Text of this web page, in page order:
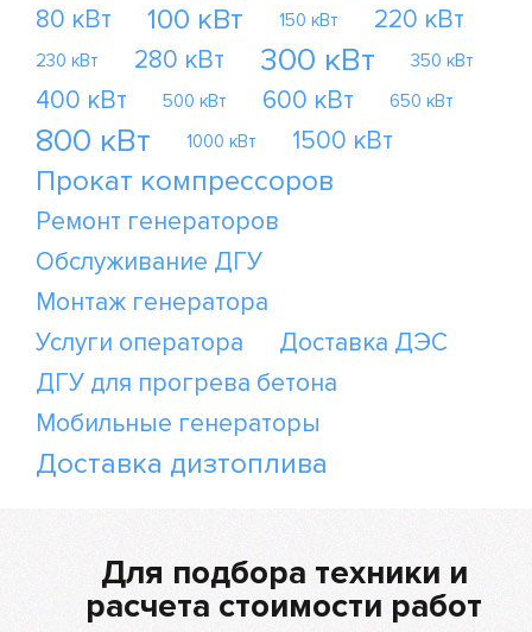
80 кВт 100 кВт 150 кВт 220 кВт
230 кВт 280 кВт 300 кВт 350 кВт
400 кВт 500 кВт 600 кВт 650 кВт
800 кВт 1000 кВт 1500 кВт
Прокат компрессоров
Ремонт генераторов
Обслуживание ДГУ
Монтаж генератора
Услуги оператора
Доставка ДЭС
ДГУ для прогрева бетона
Мобильные генераторы
Доставка дизтоплива
Для подбора техники и
расчета стоимости работ